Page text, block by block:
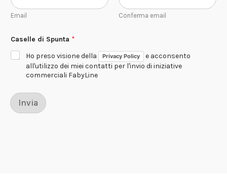
Email Conferma email
Caselle di Spunta *
Ho preso visione della
Privacy Policy
e acconsento
all'utilizzo dei miei contatti per l'invio di iniziative
commerciali FabyLine
Invia